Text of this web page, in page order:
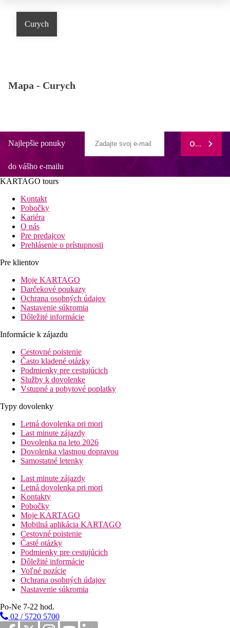
Curych
Mapa - Curych
Najlepšie ponuky
do vášho e-mailu
ODOBERAŤ
KARTAGO tours
Kontakt
Pobočky
Kariéra
O nás
Pre predajcov
Prehlásenie o prístupnosti
Pre klientov
Moje KARTAGO
Darčekové poukazy
Ochrana osobných údajov
Nastavenie súkromia
Dôležité informácie
Informácie k zájazdu
Cestovné poistenie
Často kladené otázky
Podmienky pre cestujúcich
Služby k dovolenke
Vstupné a pobytové poplatky
Typy dovolenky
Letná dovolenka pri mori
Last minute zájazdy
Dovolenka na leto 2026
Dovolenka vlastnou dopravou
Samostatné letenky
Last minute zájazdy
Letná dovolenka pri mori
Kontakty
Pobočky
Moje KARTAGO
Mobilná aplikácia KARTAGO
Cestovné poistenie
Časté otázky
Podmienky pre cestujúcich
Dôležité informácie
Voľné pozície
Ochrana osobných údajov
Nastavenie súkromia
Po-Ne 7-22 hod.
02 / 5720 5700